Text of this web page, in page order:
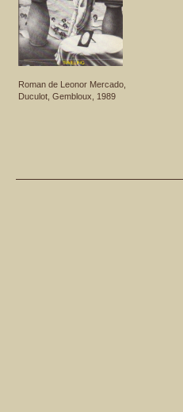
Roman de Leonor Mercado,
Duculot, Gembloux, 1989